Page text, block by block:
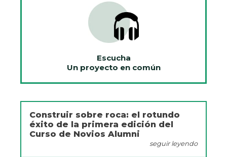
Escucha
Un proyecto en común
Construir sobre roca: el rotundo
éxito de la primera edición del
Curso de Novios Alumni
seguir leyendo